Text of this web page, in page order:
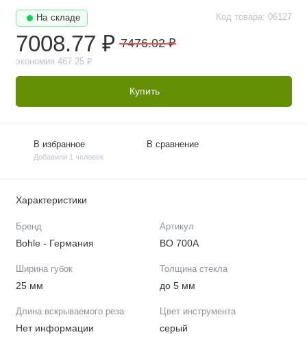
На складе Код товара: 06127
7008.77 ₽ 7476.02 ₽
экономия 467.25 ₽
Купить
В избранное
Добавили 1 человек
В сравнение
Характеристики
Бренд
Bohle - Германия
Артикул
BO 700A
Ширина губок
25 мм
Толщина стекла
до 5 мм
Длина вскрываемого реза
Нет информации
Цвет инструмента
серый